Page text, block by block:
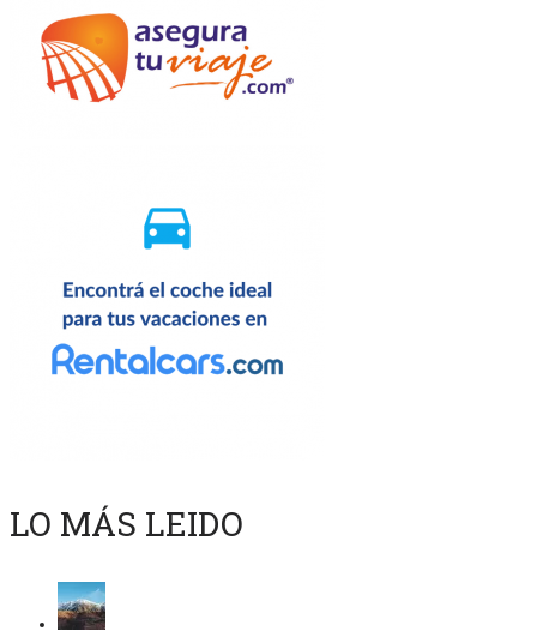
LO MÁS LEIDO